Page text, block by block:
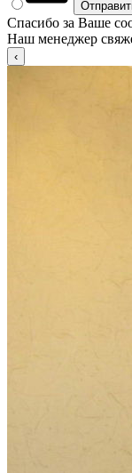
Спасибо за Ваше
Наш менеджер